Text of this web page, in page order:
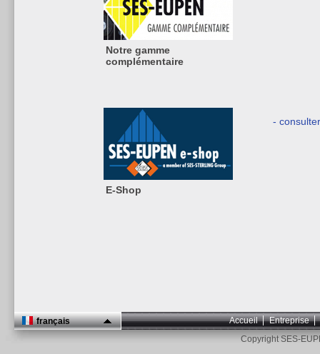
Notre gamme
complémentaire
E-Shop
-
français Accueil
Entreprise
Copyright SES-